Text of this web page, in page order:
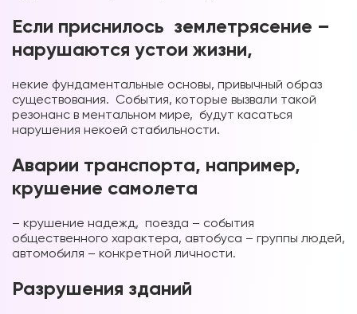
Если приснилось землетрясение –
нарушаются устои жизни,
некие фундаментальные основы, привычный образ
существования. События, которые вызвали такой
резонанс в ментальном мире, будут касаться
нарушения некоей стабильности.
Аварии транспорта, например,
крушение самолета
– крушение надежд, поезда – события
общественного характера, автобуса – группы людей,
автомобиля – конкретной личности.
Разрушения зданий